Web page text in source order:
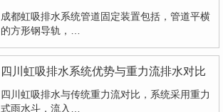
成都虹吸排水系统管道固定装置包括，管道平横
的方形钢导轨，…
四川虹吸排水系统优势与重力流排水对比
四川虹吸排水与传统重力流对比，系统采用重力
式雨水斗，流入…